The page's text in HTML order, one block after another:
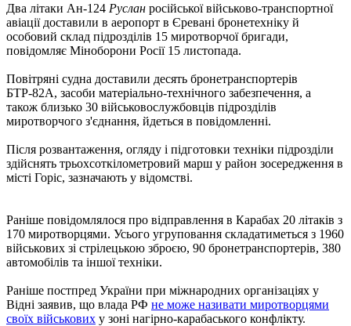
Два літаки Ан-124 Руслан російської військово-транспортної
авіації доставили в аеропорт в Єревані бронетехніку й
особовий склад підрозділів 15 миротворчої бригади,
повідомляє Міноборони Росії 15 листопада.
Повітряні судна доставили десять бронетранспортерів
БТР-82А, засоби матеріально-технічного забезпечення, а
також близько 30 військовослужбовців підрозділів
миротворчого з'єднання, йдеться в повідомленні.
Після розвантаження, огляду і підготовки техніки підрозділи
здійснять трьохсоткілометровий марш у район зосередження в
місті Горіс, зазначають у відомстві.
Раніше повідомлялося про відправлення в Карабах 20 літаків з
170 миротворцями. Усього угруповання складатиметься з 1960
військових зі стрілецькою зброєю, 90 бронетранспортерів, 380
автомобілів та іншої техніки.
Раніше постпред України при міжнародних організаціях у
Відні заявив, що влада РФ не може називати миротворцями
своїх військових у зоні нагірно-карабаського конфлікту.